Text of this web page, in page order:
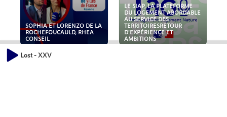
SOPHIA ET LORENZO DE LA
ROCHEFOUCAULD, RHEA
CONSEIL
LE SIAP, LA PLATEFORME
DU LOGEMENT ABORDABLE
AU SERVICE DES
TERRITOIRESRETOUR
D'EXPÉRIENCE ET
AMBITIONS
Lost - XXV